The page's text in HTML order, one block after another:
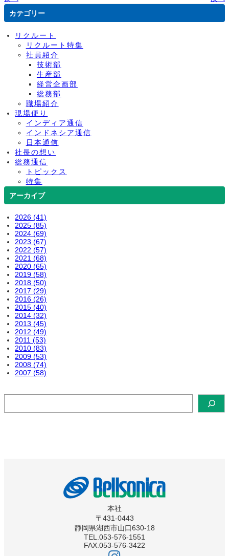
カテゴリー
リクルート
リクルート特集
社員紹介
技術部
生産部
経営企画部
総務部
職場紹介
現場便り
インディア通信
インドネシア通信
日本通信
社長の想い
総務通信
トピックス
特集
アーカイブ
2026 (41)
2025 (85)
2024 (69)
2023 (67)
2022 (57)
2021 (68)
2020 (65)
2019 (58)
2018 (50)
2017 (29)
2016 (26)
2015 (40)
2014 (32)
2013 (45)
2012 (49)
2011 (53)
2010 (83)
2009 (53)
2008 (74)
2007 (58)
本社
〒431-0443
静岡県湖西市山口630-18
TEL.053-576-1551
FAX.053-576-3422
ベ